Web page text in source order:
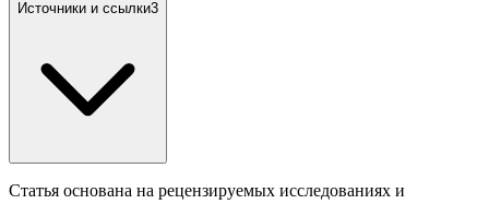
Источники и ссылки3
Статья основана на рецензируемых исследованиях и